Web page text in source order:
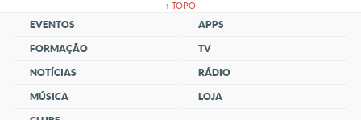
↑ TOPO
EVENTOS
FORMAÇÃO
NOTÍCIAS
MÚSICA
APPS
TV
RÁDIO
LOJA